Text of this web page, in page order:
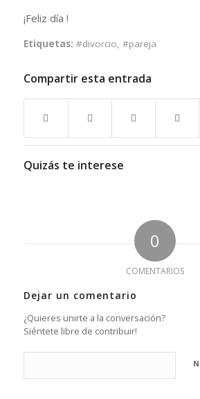
¡Feliz día !
Etiquetas: #divorcio, #pareja
Compartir esta entrada
Quizás te interese
0
COMENTARIOS
Dejar un comentario
¿Quieres unirte a la conversación?
Siéntete libre de contribuir!